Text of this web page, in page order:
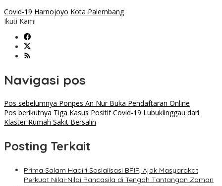
Covid-19 Harnojoyo Kota Palembang
Ikuti Kami
Navigasi pos
Pos sebelumnya Ponpes An Nur Buka Pendaftaran Online
Pos berikutnya Tiga Kasus Positif Covid-19 Lubuklinggau dari
Klaster Rumah Sakit Bersalin
Posting Terkait
Prima Salam Hadiri Sosialisasi BPIP, Ajak Masyarakat
Perkuat Nilai-Nilai Pancasila di Tengah Tantangan Zaman